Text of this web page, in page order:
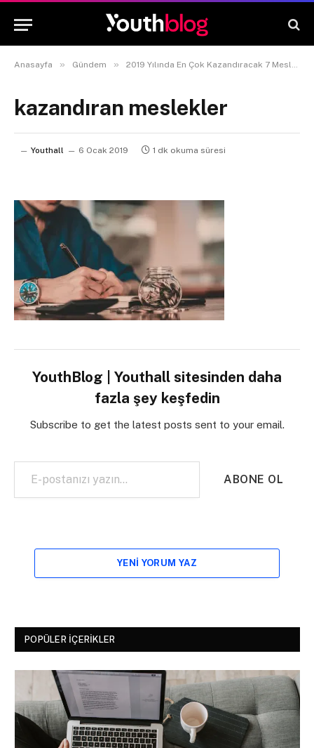
Anasayfa » Gündem » 2019 Yılında En Çok Kazandıracak 7 Meslek
kazandıran meslekler
Youthall 6 Ocak 2019 1 dk okuma süresi
YouthBlog | Youthall sitesinden daha
fazla şey keşfedin
Subscribe to get the latest posts sent to your email.
E-postanızı yazın…
ABONE OL
YENI YORUM YAZ
POPÜLER İÇERIKLER